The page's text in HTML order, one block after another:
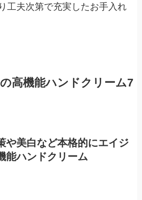
工夫次第で充実したお手入れ
高機能ハンドクリーム7
や美白など本格的にエイジ
能ハンドクリーム